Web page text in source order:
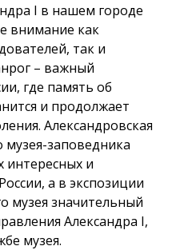
I в нашем городе
внимание как
так и
– важный
где память об
и продолжает
Александровская
музея-заповедника
интересных и
а в экспозиции
музея значительный
Александра I,
музея.